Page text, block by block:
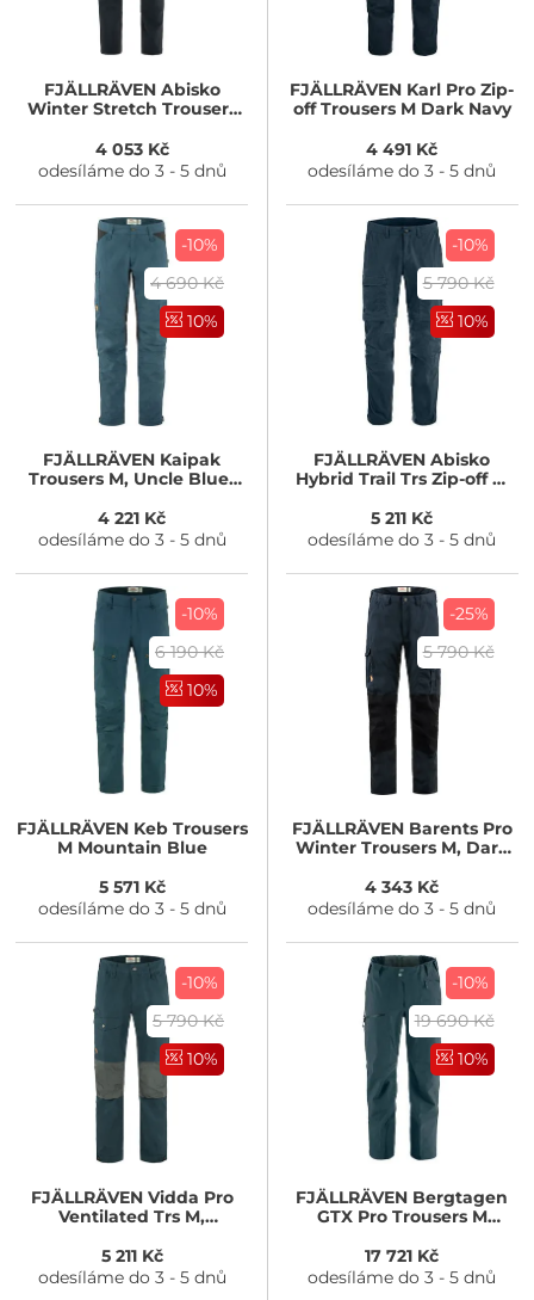
FJÄLLRÄVENAbisko
Winter Stretch Trousers
4 053 Kč
odesíláme do 3 - 5 dnů
FJÄLLRÄVEN Karl Pro Zip-
off Trousers M Dark Navy
4 491 Kč
odesíláme do 3 - 5 dnů
-10%
4 690 Kč
10%
FJÄLLRÄVEN Kaipak
Trousers M, Uncle Blue-
4 221 Kč
odesíláme do 3 - 5 dnů
-10%
5 790 Kč
10%
FJÄLLRÄVEN Abisko
Hybrid Trail Trs Zip-off M
5 211 Kč
odesíláme do 3 - 5 dnů
-10%
6 190 Kč
10%
FJÄLLRÄVENKeb Trousers
M Mountain Blue
5 571 Kč
odesíláme do 3 - 5 dnů
-25%
5 790 Kč
FJÄLLRÄVENBarents Pro
Winter Trousers M, Dark
4 343 Kč
odesíláme do 3 - 5 dnů
-10%
5 790 Kč
10%
FJÄLLRÄVENVidda Pro
Ventilated Trs M,
5 211 Kč
odesíláme do 3 - 5 dnů
-10%
19 690 Kč
10%
FJÄLLRÄVEN Bergtagen
GTX Pro Trousers M
17 721 Kč
odesíláme do 3 - 5 dnů